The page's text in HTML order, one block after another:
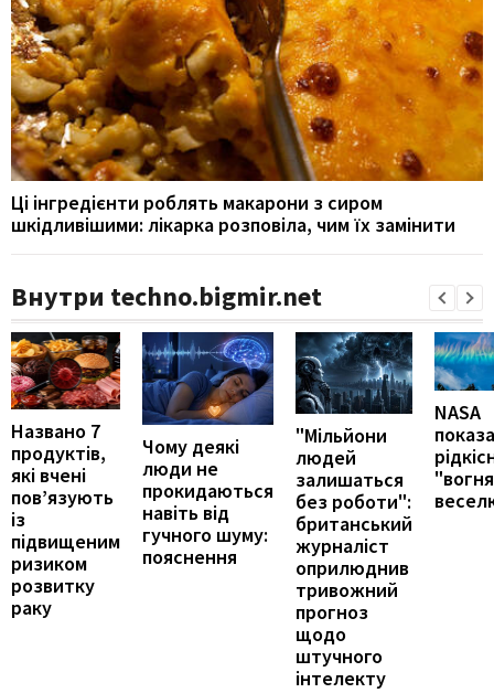
Ці інгредієнти роблять макарони з сиром
шкідливішими: лікарка розповіла, чим їх замінити
Внутри techno.bigmir.net
Названо 7
продуктів,
які вчені
пов’язують
із
підвищеним
ризиком
розвитку
раку
Чому деякі
люди не
прокидаються
навіть від
гучного шуму:
пояснення
"Мільйони
людей
залишаться
без роботи":
британський
журналіст
оприлюднив
тривожний
прогноз
щодо
штучного
інтелекту
NASA